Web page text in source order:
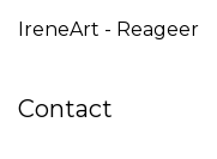
IreneArt - Reageer
Contact